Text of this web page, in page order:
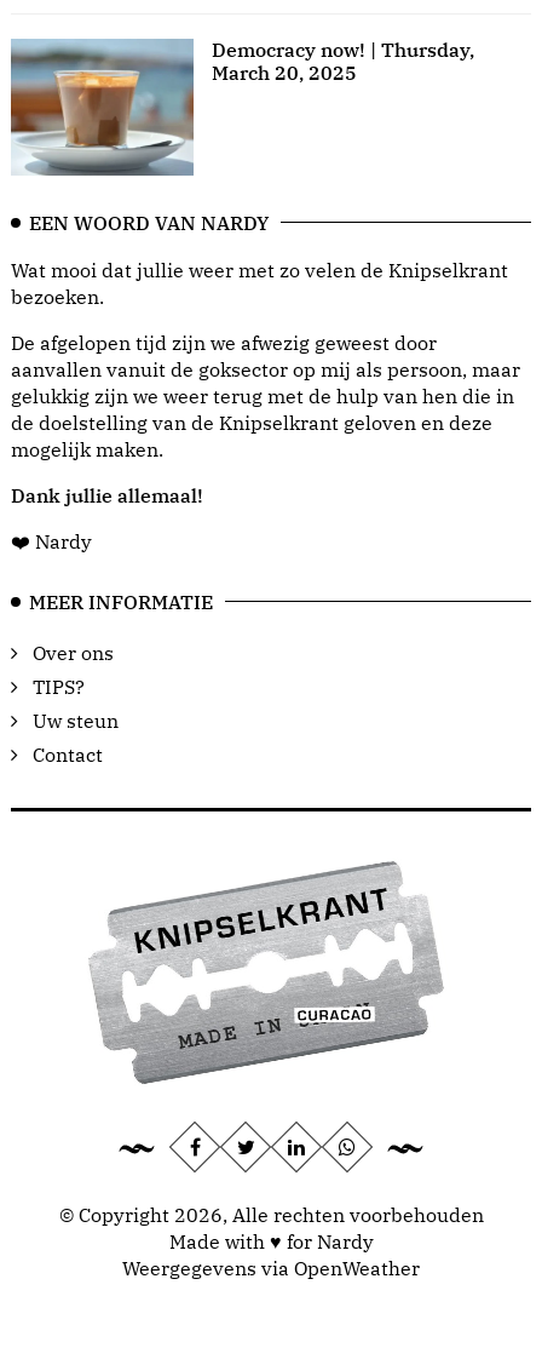
Democracy now! | Thursday,
March 20, 2025
EEN WOORD VAN NARDY
Wat mooi dat jullie weer met zo velen de Knipselkrant
bezoeken.
De afgelopen tijd zijn we afwezig geweest door
aanvallen vanuit de goksector op mij als persoon, maar
gelukkig zijn we weer terug met de hulp van hen die in
de doelstelling van de Knipselkrant geloven en deze
mogelijk maken.
Dank jullie allemaal!
❤️ Nardy
MEER INFORMATIE
Over ons
TIPS?
Uw steun
Contact
© Copyright 2026, Alle rechten voorbehouden
Made with ♥ for Nardy
Weergegevens via OpenWeather